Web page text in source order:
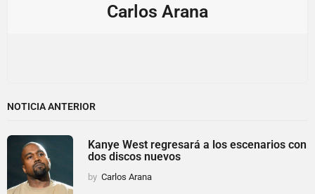
Carlos Arana
NOTICIA ANTERIOR
Kanye West regresará a los escenarios con
dos discos nuevos
by Carlos Arana